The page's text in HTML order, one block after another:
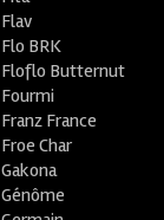
Flav
Flo BRK
Floflo Butternut
Fourmi
Franz France
Froe Char
Gakona
Génôme